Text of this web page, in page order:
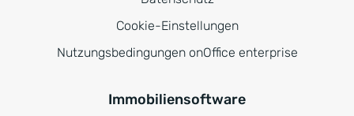
Cookie-Einstellungen
Nutzungsbedingungen onOffice enterprise
Immobiliensoftware